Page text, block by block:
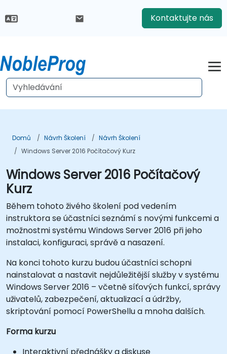
Kontaktujte nás
Domů Návrh Školení
Návrh Školení
Windows Server 2016 Počítačový Kurz
Windows Server 2016 Počítačový
Kurz
Během tohoto živého školení pod vedením
instruktora se účastníci seznámí s novými funkcemi a
možnostmi systému Windows Server 2016 při jeho
instalaci, konfiguraci, správě a nasazení.
Na konci tohoto kurzu budou účastníci schopni
nainstalovat a nastavit nejdůležitější služby v systému
Windows Server 2016 – včetně síťových funkcí, správy
uživatelů, zabezpečení, aktualizací a údržby,
skriptování pomocí PowerShellu a mnoha dalších.
Forma kurzu